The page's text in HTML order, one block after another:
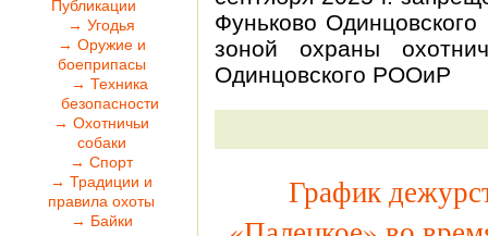
Публикации
→ Угодья
→ Оружие и
боеприпасы
→ Техника
безопасности
→ Охотничьи
собаки
→ Спорт
→ Традиции и
правила охоты
→ Байки
Фуньково
зоной охраны
Одинцовского РООиР
График